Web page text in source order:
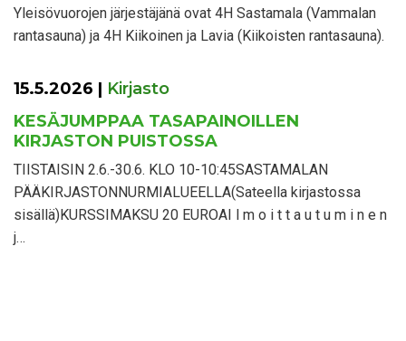
Yleisövuorojen järjestäjänä ovat 4H Sastamala (Vammalan
rantasauna) ja 4H Kiikoinen ja Lavia (Kiikoisten rantasauna).
15.5.2026 | Kirjasto
KESÄJUMPPAA TASAPAINOILLEN
KIRJASTON PUISTOSSA
TIISTAISIN 2.6.-30.6. KLO 10-10:45SASTAMALAN
PÄÄKIRJASTONNURMIALUEELLA(Sateella kirjastossa
sisällä)KURSSIMAKSU 20 EUROAI l m o i t t a u t u m i n e n
j…